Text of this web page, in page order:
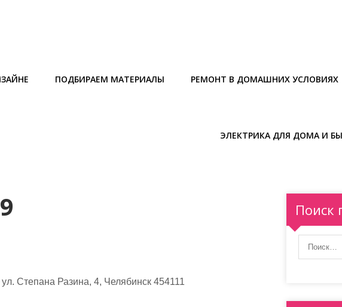
ПОДБИРАЕМ МАТЕРИАЛЫ РЕМОНТ В ДОМАШНИХ УСЛОВИЯХ
ЭЛЕКТРИКА ДЛЯ ДОМА И
Степана Разина, 4, Челябинск 454111
Поиск